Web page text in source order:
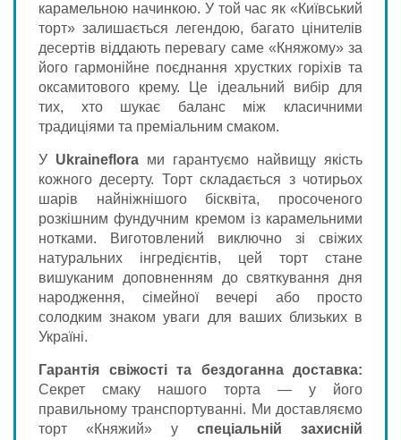
карамельною начинкою. У той час як «Київський
торт» залишається легендою, багато цінителів
десертів віддають перевагу саме «Княжому» за
його гармонійне поєднання хрустких горіхів та
оксамитового крему. Це ідеальний вибір для
тих, хто шукає баланс між класичними
традиціями та преміальним смаком.
У Ukraineflora ми гарантуємо найвищу якість
кожного десерту. Торт складається з чотирьох
шарів найніжнішого бісквіта, просоченого
розкішним фундучним кремом із карамельними
нотками. Виготовлений виключно зі свіжих
натуральних інгредієнтів, цей торт стане
вишуканим доповненням до святкування дня
народження, сімейної вечері або просто
солодким знаком уваги для ваших близьких в
Україні.
Гарантія свіжості та бездоганна доставка:
Секрет смаку нашого торта — у його
правильному транспортуванні. Ми доставляємо
торт «Княжий» у спеціальній захисній